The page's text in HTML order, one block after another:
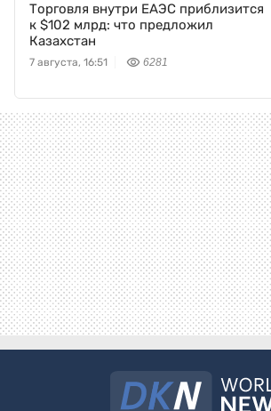
Торговля внутри ЕАЭС приблизится
к $102 млрд: что предложил
Казахстан
7 августа, 16:51 6281